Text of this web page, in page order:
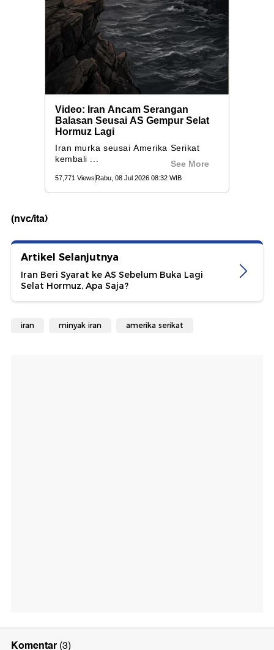
(nvc/ita)
Artikel Selanjutnya
Iran Beri Syarat ke AS Sebelum Buka Lagi
Selat Hormuz, Apa Saja?
iran minyak iran amerika serikat